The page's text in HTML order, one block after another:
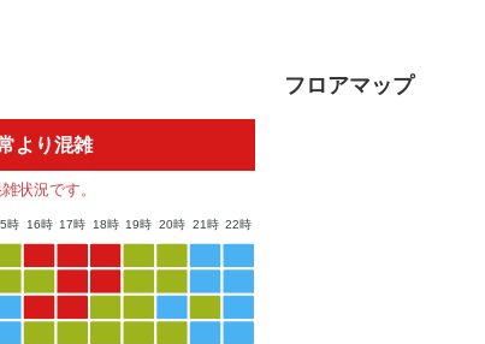
フロアマップ